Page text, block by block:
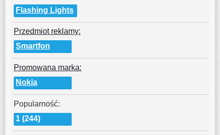
Flashing Lights
Przedmiot reklamy:
Smartfon
Promowana marka:
Nokia
Popularność:
1 (244)